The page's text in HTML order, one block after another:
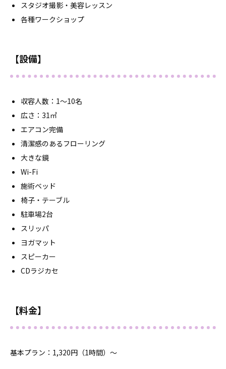
スタジオ撮影・美容レッスン
各種ワークショップ
【設備】
収容人数：1～10名
広さ：31㎡
エアコン完備
清潔感のあるフローリング
大きな鏡
Wi-Fi
施術ベッド
椅子・テーブル
駐車場2台
スリッパ
ヨガマット
スピーカー
CDラジカセ
【料金】
基本プラン：1,320円（1時間）～